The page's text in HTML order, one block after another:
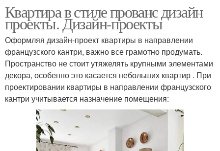
Квартира в стиле прованс дизайн
проекты. Дизайн-проекты
Оформляя дизайн-проект квартиры в направлении
французского кантри, важно все грамотно продумать.
Пространство не стоит утяжелять крупными элементами
декора, особенно это касается небольших квартир . При
проектировании квартиры в направлении французского
кантри учитывается назначение помещения: